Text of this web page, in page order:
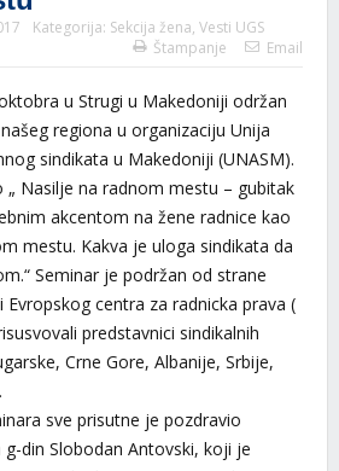
Kategorija: Sekcija žena, Vesti UGS
Štampanje Email
u Strugi u Makedoniji održan
regiona u organizaciju Unija
nog sindikata u Makedoniji (UNASM).
„ Nasilje na radnom mestu – gubitak
akcentom na žene radnice kao
mestu. Kakva je uloga sindikata da
Seminar je podržan od strane
Evropskog centra za radnicka prava (
predstavnici sindikalnih
Crne Gore, Albanije, Srbije,
sve prisutne je pozdravio
g-din Slobodan Antovski, koji je